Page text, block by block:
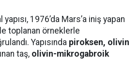
1976’da Mars’a iniş yapan
toplanan örneklerle
Yapısında piroksen, olivin
taş, olivin-mikrogabroik